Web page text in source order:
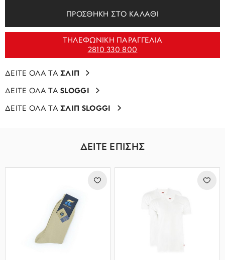
ΠΡΟΣΘΗΚΗ ΣΤΟ ΚΑΛΑΘΙ
ΤΗΛΕΦΩΝΙΚΗ ΠΑΡΑΓΓΕΛΙΑ
2810 330 800
ΔΕΙΤΕ ΟΛΑ ΤΑΣΛΙΠ
ΔΕΙΤΕ ΟΛΑ ΤΑSLOGGI
ΔΕΙΤΕ ΟΛΑ ΤΑΣΛΙΠ SLOGGI
ΔΕΙΤΕ ΕΠΙΣΗΣ